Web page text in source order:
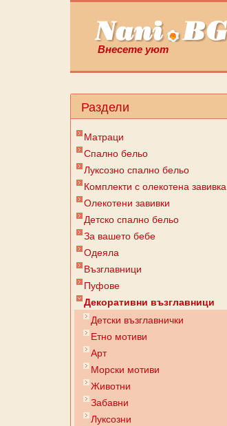
Внесете уют
Раздели
Матраци
Спално бельо
Луксозно спално бельо
Комплекти с олекотена завивка
Олекотени завивки
Детско спално бельо
За вашето бебе
Одеяла
Възглавници
Пуфове
Декоративни възглавници
Детски възглавнички
Етно мотиви
Арт
Морски мотиви
Животни
Забавни
Луксозни